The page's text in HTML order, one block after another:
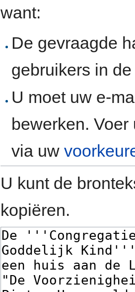
want:
De gevraagde
gebruikers in
U moet uw e-
bewerken.
via uw
U kunt de
kopiëren.